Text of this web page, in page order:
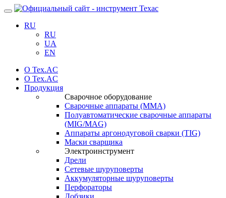
Навигация
RU
RU
UA
EN
О Tex.AC
О Tex.AC
Продукция
Сварочное оборудование
Сварочные аппараты (ММА)
Полуавтоматические сварочные аппараты
(MIG/MAG)
Аппараты аргонодуговой сварки (TIG)
Маски сварщика
Электроинструмент
Дрели
Сетевые шуруповерты
Аккумуляторные шуруповерты
Перфораторы
Лобзики